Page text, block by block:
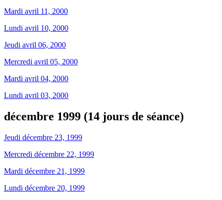
Mardi avril 11, 2000
Lundi avril 10, 2000
Jeudi avril 06, 2000
Mercredi avril 05, 2000
Mardi avril 04, 2000
Lundi avril 03, 2000
décembre 1999 (14 jours de séance)
Jeudi décembre 23, 1999
Mercredi décembre 22, 1999
Mardi décembre 21, 1999
Lundi décembre 20, 1999